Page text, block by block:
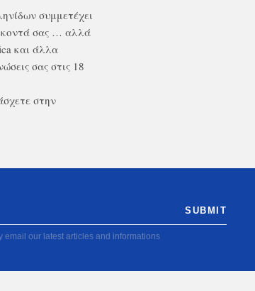
συμμετέχει
κοντά σας … αλλά
και άλλα
σας στις 18
στην
email our latest articles and informations